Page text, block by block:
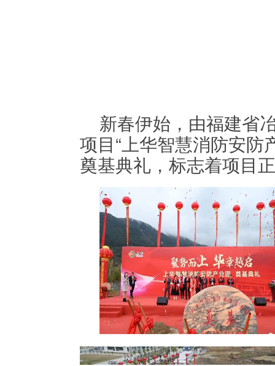
新春伊始，由福建省
项目“上华智慧消防安防
奠基典礼，标志着项目